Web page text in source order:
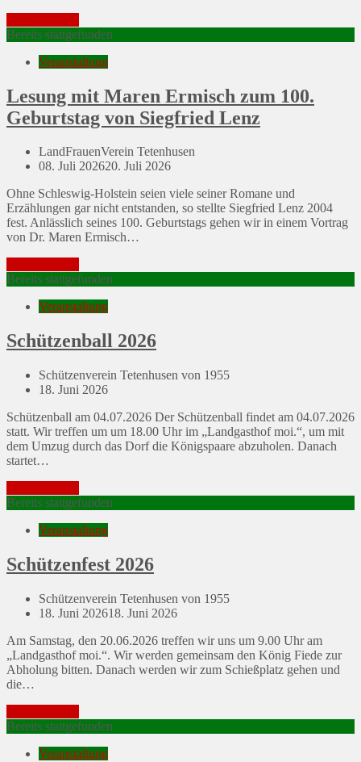
Bereits stattgefunden
Veranstaltung
Lesung mit Maren Ermisch zum 100.
Geburtstag von Siegfried Lenz
LandFrauenVerein Tetenhusen
Posted
08. Juli 202620. Juli 2026
Ohne Schleswig-Holstein seien viele seiner Romane und
Erzählungen gar nicht entstanden, so stellte Siegfried Lenz 2004
fest. Anlässlich seines 100. Geburtstags gehen wir in einem Vortrag
von Dr. Maren Ermisch…
Bereits stattgefunden
Veranstaltung
Schützenball 2026
Schützenverein Tetenhusen von 1955
Posted
18. Juni 2026
Schützenball am 04.07.2026 Der Schützenball findet am 04.07.2026
statt. Wir treffen um um 18.00 Uhr im „Landgasthof moi.“, um mit
dem Umzug durch das Dorf die Königspaare abzuholen. Danach
startet…
Bereits stattgefunden
Veranstaltung
Schützenfest 2026
Schützenverein Tetenhusen von 1955
Posted
18. Juni 202618. Juni 2026
Am Samstag, den 20.06.2026 treffen wir uns um 9.00 Uhr am
„Landgasthof moi.“. Wir werden gemeinsam den König Fiede zur
Abholung bitten. Danach werden wir zum Schießplatz gehen und
die…
Bereits stattgefunden
Veranstaltung